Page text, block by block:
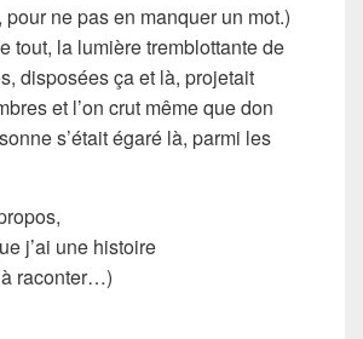
ne pas en manquer un mot.)
tout, la lumière tremblottante de
disposées ça et là, projetait
et l’on crut même quedon
s’était égaré là, parmi les
j’ai une histoire
raconter…)